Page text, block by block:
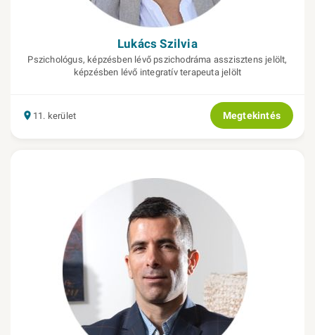
Lukács Szilvia
Pszichológus, képzésben lévő pszichodráma asszisztens jelölt,
képzésben lévő integratív terapeuta jelölt
11. kerület Megtekintés